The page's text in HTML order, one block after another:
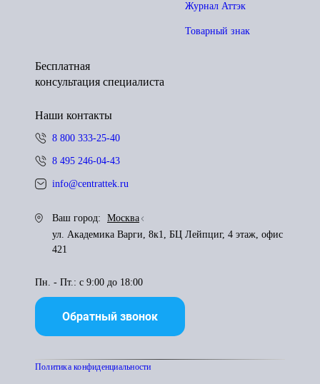
Журнал Аттэк
Товарный знак
Бесплатная
консультация специалиста
Наши контакты
8 800 333-25-40
8 495 246-04-43
info@centrattek.ru
Ваш город:
Москва
ул. Академика Варги, 8к1, БЦ Лейпциг, 4 этаж, офис
421
Пн. - Пт.: с 9:00 до 18:00
Обратный звонок
Политика конфиденциальности